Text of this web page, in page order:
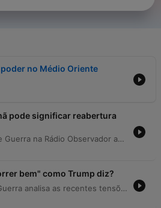
no Médio Oriente
pode significar reabertura
O episódio do Gabinete de Guerra na Rádio Observador apresenta uma análise detalhada sobre as recentes movimentações geopolíticas no Médio Oriente e o impacto do conflito entre Rússia e Ucrânia. O professor catedrático Luís Tomé discute o potencial acordo entre Irão e Omã sobre o Estreito de Hormuz, a formação de um novo pacto de defesa trilateral entre Arábia Saudita, Paquistão e Turquia, e os rumores sobre a instabilidade no regime iraniano. Além disso, aborda as acusações russas de envolvimento da NATO na guerra ucraniana e os riscos de ataques híbridos contra membros da aliança atlântica até 2029.
bem" como Trump diz?
O programa Gabinete de Guerra analisa as recentes tensões geopolíticas no Médio Oriente, focando-se no potencial acordo bilateral entre o Irão e Omã sobre o Estreito de Hormuz. A especialista em relações internacionais Ana Cavalieri discute as implicações deste acordo para a administração de Donald Trump, abordando a falta de mísseis no exército norte-americano, os desafios económicos relacionados com o preço dos combustíveis e o impacto das eleições intercalares nos Estados Unidos na estratégia de política externa. A discussão explora também o papel da Guarda Revolucionária Iraniana, as dinâmicas de influência entre Israel e Arábia Saudita e o risco de uma escalada militar que possa comprometer a segurança energética global e a liberdade de navegação em pontos estratégicos.